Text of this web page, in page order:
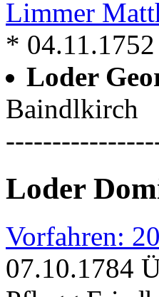
Limmer
*
Loder
Baindlkirch
Loder
Vorfahren:
07.10.1784